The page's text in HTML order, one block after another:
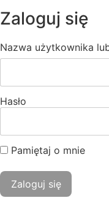
Zaloguj się
Nazwa użytkownika
Hasło
Pamiętaj o mnie